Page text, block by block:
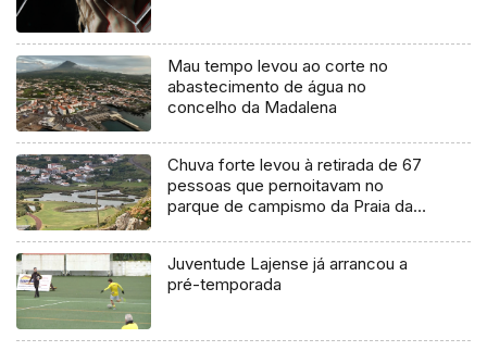
Mau tempo levou ao corte no
abastecimento de água no
concelho da Madalena
Chuva forte levou à retirada de 67
pessoas que pernoitavam no
parque de campismo da Praia da
Juventude Lajense já arrancou a
pré-temporada